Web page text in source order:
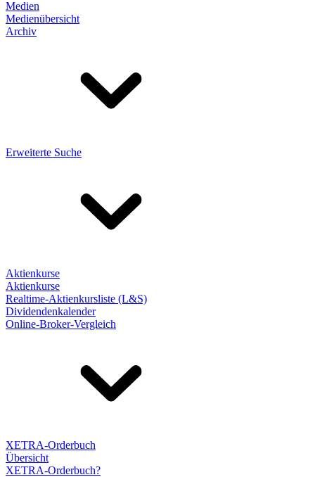
Medien
Medienübersicht
Archiv
Erweiterte Suche
Aktienkurse
Aktienkurse
Realtime-Aktienkursliste (L&S)
Dividendenkalender
Online-Broker-Vergleich
XETRA-Orderbuch
Übersicht
XETRA-Orderbuch?